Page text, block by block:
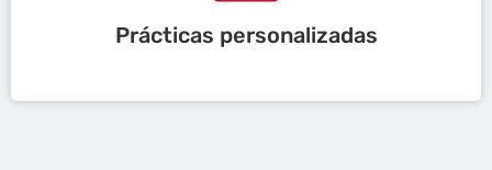
Prácticas personalizadas